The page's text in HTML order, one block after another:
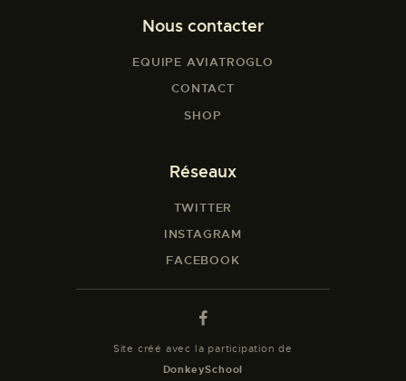
Nous contacter
EQUIPE AVIATROGLO
CONTACT
SHOP
Réseaux
TWITTER
INSTAGRAM
FACEBOOK
Site créé avec la participation de
DonkeySchool